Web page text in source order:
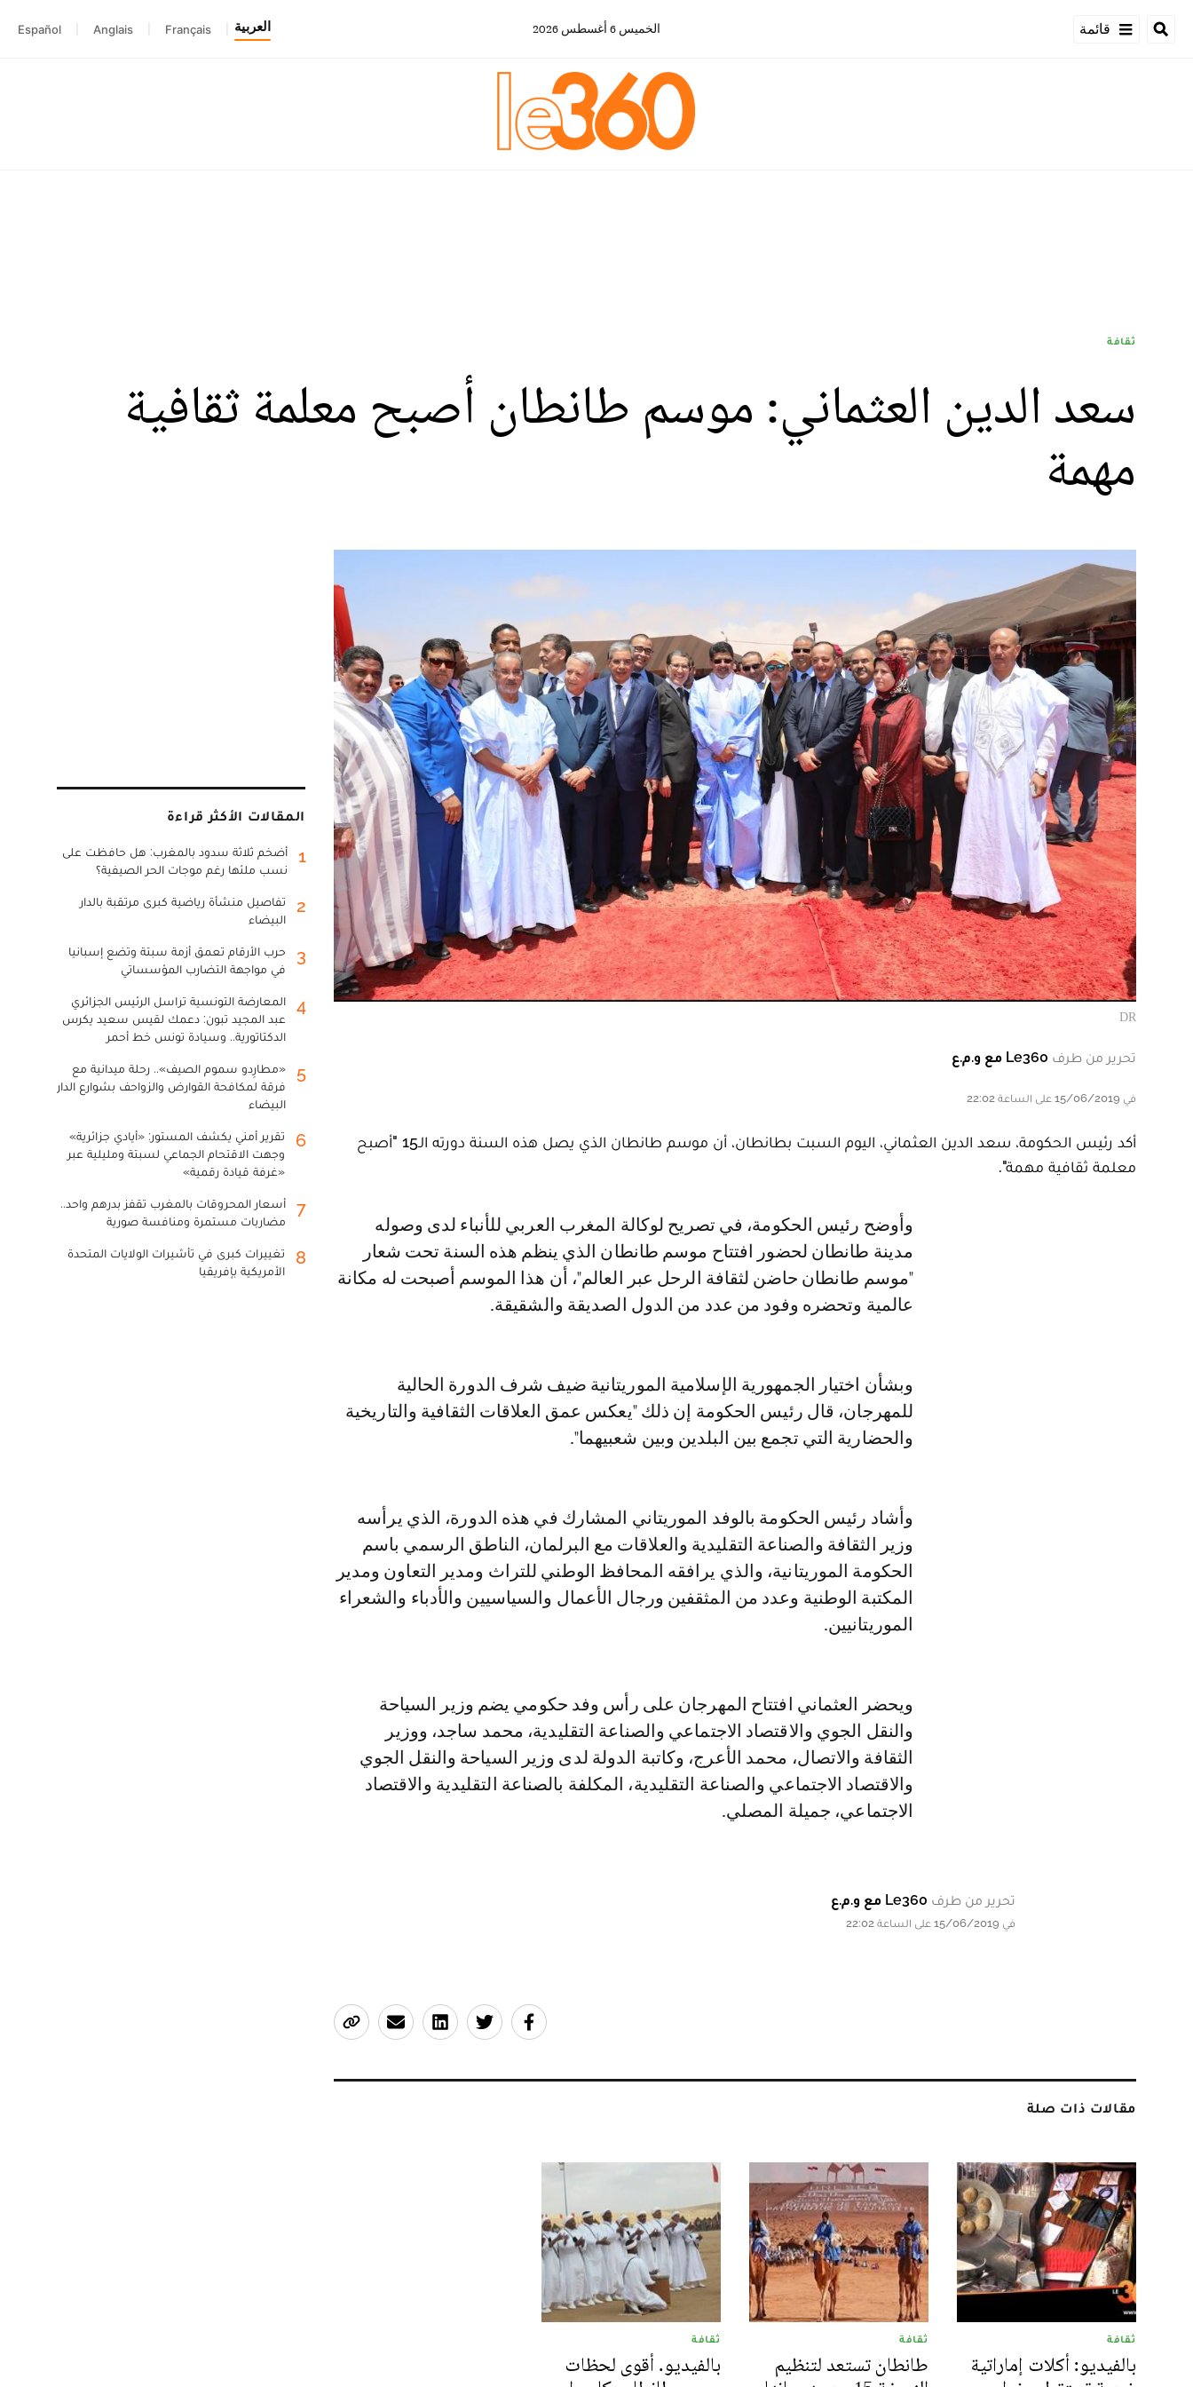
قائمة الخميس 6 أغسطس 2026 العربية Français
Anglais
Español
ثقافة
سعد الدين العثماني: موسم طانطان أصبح معلمة ثقافية
مهمة
DR
تحرير من طرف Le360 مع و.م.ع
في 15/06/2019 على الساعة 22:02
أكد رئيس الحكومة، سعد الدين العثماني، اليوم السبت بطانطان، أن موسم طانطان الذي يصل هذه السنة دورته الـ15 "أصبح
معلمة ثقافية مهمة".
وأوضح رئيس الحكومة، في تصريح لوكالة المغرب العربي للأنباء لدى وصوله
مدينة طانطان لحضور افتتاح موسم طانطان الذي ينظم هذه السنة تحت شعار
"موسم طانطان حاضن لثقافة الرحل عبر العالم"، أن هذا الموسم أصبحت له مكانة
عالمية وتحضره وفود من عدد من الدول الصديقة والشقيقة.
وبشأن اختيار الجمهورية الإسلامية الموريتانية ضيف شرف الدورة الحالية
للمهرجان، قال رئيس الحكومة إن ذلك "يعكس عمق العلاقات الثقافية والتاريخية
والحضارية التي تجمع بين البلدين وبين شعبيهما".
وأشاد رئيس الحكومة بالوفد الموريتاني المشارك في هذه الدورة، الذي يرأسه
وزير الثقافة والصناعة التقليدية والعلاقات مع البرلمان، الناطق الرسمي باسم
الحكومة الموريتانية، والذي يرافقه المحافظ الوطني للتراث ومدير التعاون ومدير
المكتبة الوطنية وعدد من المثقفين ورجال الأعمال والسياسيين والأدباء والشعراء
الموريتانيين.
ويحضر العثماني افتتاح المهرجان على رأس وفد حكومي يضم وزير السياحة
والنقل الجوي والاقتصاد الاجتماعي والصناعة التقليدية، محمد ساجد، ووزير
الثقافة والاتصال، محمد الأعرج، وكاتبة الدولة لدى وزير السياحة والنقل الجوي
والاقتصاد الاجتماعي والصناعة التقليدية، المكلفة بالصناعة التقليدية والاقتصاد
الاجتماعي، جميلة المصلي.
تحرير من طرف Le360 مع و.م.ع
في 15/06/2019 على الساعة 22:02
مقالات ذات صلة
ثقافة
بالفيديو: أكلات إماراتية
ثقافة
طانطان تستعد لتنظيم
ثقافة
بالفيديو. أقوى لحظات
المقالات الأكثر قراءة
1
أضخم ثلاثة سدود بالمغرب: هل حافظت على
نسب ملئها رغم موجات الحر الصيفية؟
2
تفاصيل منشأة رياضية كبرى مرتقبة بالدار
البيضاء
3
حرب الأرقام تعمق أزمة سبتة وتضع إسبانيا
في مواجهة التضارب المؤسساتي
4
المعارضة التونسية تراسل الرئيس الجزائري
عبد المجيد تبون: دعمك لقيس سعيد يكرس
الدكتاتورية.. وسيادة تونس خط أحمر
5
«مطارِدو سموم الصيف».. رحلة ميدانية مع
فرقة لمكافحة القوارض والزواحف بشوارع الدار
البيضاء
6
تقرير أمني يكشف المستور: «أيادي جزائرية»
وجهت الاقتحام الجماعي لسبتة ومليلية عبر
«غرفة قيادة رقمية»
7
أسعار المحروقات بالمغرب تقفز بدرهم واحد..
مضاربات مستمرة ومنافسة صورية
8
تغييرات كبرى في تأشيرات الولايات المتحدة
الأمريكية بإفريقيا